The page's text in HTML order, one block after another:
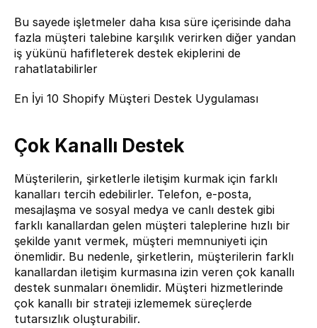
Bu sayede işletmeler daha kısa süre içerisinde daha
fazla müşteri talebine karşılık verirken diğer yandan
iş yükünü hafifleterek destek ekiplerini de
rahatlatabilirler
En İyi 10 Shopify Müşteri Destek Uygulaması
Çok Kanallı Destek
Müşterilerin, şirketlerle iletişim kurmak için farklı
kanalları tercih edebilirler. Telefon, e-posta,
mesajlaşma ve sosyal medya ve canlı destek gibi
farklı kanallardan gelen müşteri taleplerine hızlı bir
şekilde yanıt vermek, müşteri memnuniyeti için
önemlidir. Bu nedenle, şirketlerin, müşterilerin farklı
kanallardan iletişim kurmasına izin veren çok kanallı
destek sunmaları önemlidir. Müşteri hizmetlerinde
çok kanallı bir strateji izlememek süreçlerde
tutarsızlık oluşturabilir.